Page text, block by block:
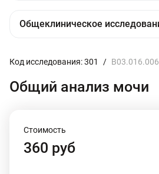
Код исследования: 301 / B03.016.006
Общий анализ мочи
Стоимость
360 руб